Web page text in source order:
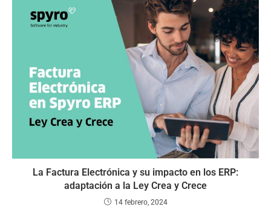
La Factura Electrónica y su impacto en los ERP:
adaptación a la Ley Crea y Crece
14 febrero, 2024